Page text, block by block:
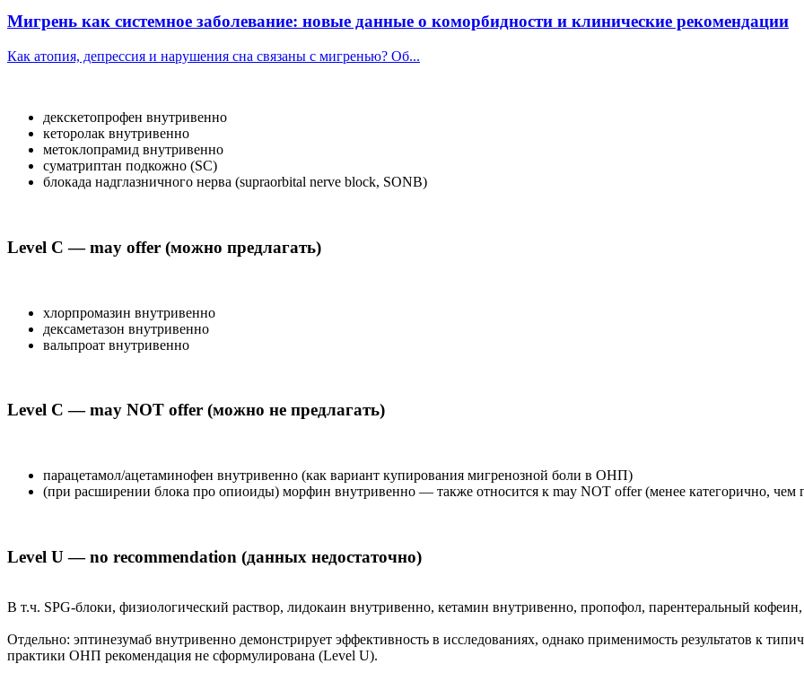
Мигрень как системное заболевание: новые данные о коморбидности и клинические рекомендации
Как атопия, депрессия и нарушения сна связаны с мигренью? Об...
декскетопрофен внутривенно
кеторолак внутривенно
метоклопрамид внутривенно
суматриптан подкожно (SC)
блокада надглазничного нерва (supraorbital nerve block, SONB)
Level C — may offer (можно предлагать)
хлорпромазин внутривенно
дексаметазон внутривенно
вальпроат внутривенно
Level C — may NOT offer (можно не предлагать)
парацетамол/ацетаминофен внутривенно (как вариант купирования мигренозной боли в ОНП)
(при расширении блока про опиоиды) морфин внутривенно — также относится к may NOT offer (менее категорично, чем
Level U — no recommendation (данных недостаточно)
В т.ч. SPG-блоки, физиологический раствор, лидокаин внутривенно, кетамин внутривенно, пропофол, парентеральный кофеин,
Отдельно: эптинезумаб внутривенно демонстрирует эффективность в исследованиях, однако применимость результатов к
практики ОНП рекомендация не сформулирована (Level U).